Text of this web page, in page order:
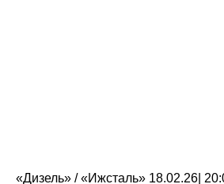
«Дизель» / «Ижсталь» 18.02.26|